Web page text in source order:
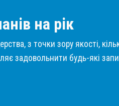
на рік
з точки зору якості,
задовольнити будь-які